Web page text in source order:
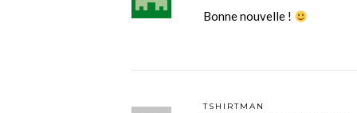
Bonne nouvelle !
TSHIRTMAN